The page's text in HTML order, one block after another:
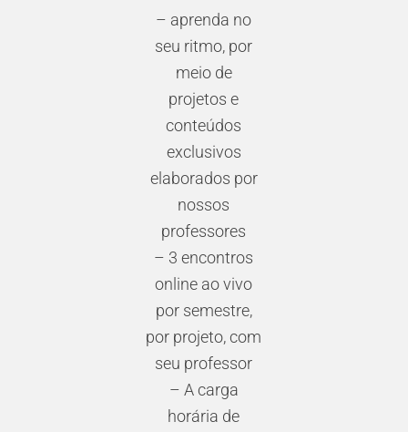
– aprenda no
seu ritmo, por
meio de
projetos e
conteúdos
exclusivos
elaborados por
nossos
professores
– 3 encontros
online ao vivo
por semestre,
por projeto, com
seu professor
– A carga
horária de